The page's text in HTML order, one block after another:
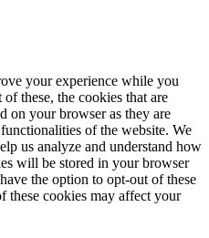
your experience while you
these, the cookies that are
on your browser as they are
of the website. We
us analyze and understand how
will be stored in your browser
the option to opt-out of these
these cookies may affect your